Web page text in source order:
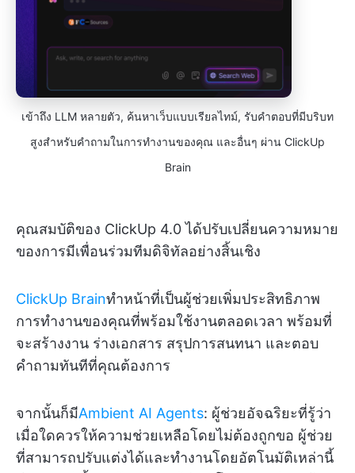
เข้าถึง LLM หลายตัว, ค้นหาเว็บแบบเรียลไทม์, รับคำตอบที่มีบริบท
สูงสำหรับคำถามในการทำงานของคุณ และอื่นๆ ผ่าน ClickUp
Brain
คุณสมบัติของ ClickUp 4.0 ได้ปรับเปลี่ยนความหมาย
ของการมีเพื่อนร่วมทีมดิจิทัลอย่างสิ้นเชิง
ClickUp Brainทำหน้าที่เป็นผู้ช่วยเพิ่มประสิทธิภาพ
การทำงานของคุณที่พร้อมใช้งานตลอดเวลา พร้อมที่
จะสร้างงาน ร่างเอกสาร สรุปการสนทนา และตอบ
คำถามทันทีที่คุณต้องการ
จากนั้นก็มีAmbient AI Agents: ผู้ช่วยอัจฉริยะที่รู้ว่า
เมื่อใดควรให้ความช่วยเหลือโดยไม่ต้องถูกขอ ผู้ช่วย
ที่สามารถปรับแต่งได้และทำงานโดยอัตโนมัติเหล่านี้